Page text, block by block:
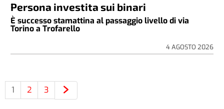
Persona investita sui binari
È successo stamattina al passaggio livello di via
Torino a Trofarello
4 AGOSTO 2026
1 2 3